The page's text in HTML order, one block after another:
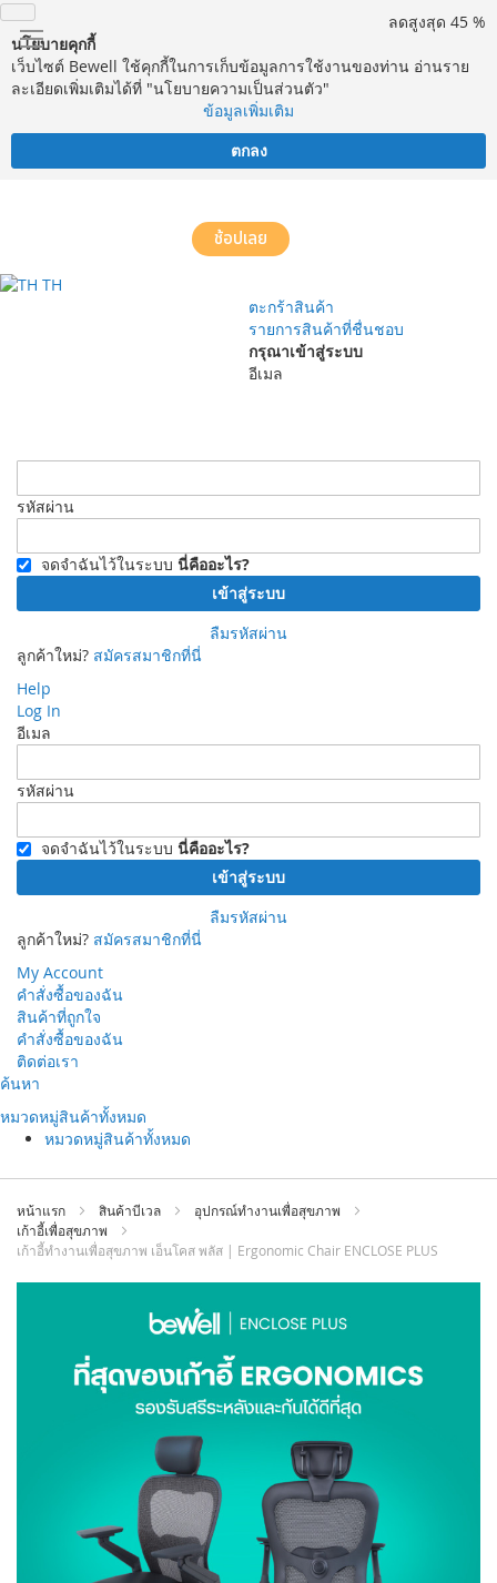
นโยบายคุกกี้
เว็บไซต์ Bewell ใช้คุกกี้ในการเก็บข้อมูลการใช้งานของท่าน อ่านราย
ละเอียดเพิ่มเติมได้ที่ "นโยบายความเป็นส่วนตัว"
ข้อมูลเพิ่มเติม
ตกลง
ช้อปเลย
TH
ตะกร้าสินค้า
รายการสินค้าที่ชื่นชอบ
กรุณาเข้าสู่ระบบ
อีเมล
รหัสผ่าน
จดจำฉันไว้ในระบบ นี่คืออะไร?
เข้าสู่ระบบ
ลืมรหัสผ่าน
ลูกค้าใหม่? สมัครสมาชิกที่นี่
Help
Log In
อีเมล
รหัสผ่าน
จดจำฉันไว้ในระบบ นี่คืออะไร?
เข้าสู่ระบบ
ลืมรหัสผ่าน
ลูกค้าใหม่? สมัครสมาชิกที่นี่
My Account
คำสั่งซื้อของฉัน
สินค้าที่ถูกใจ
คำสั่งซื้อของฉัน
ติดต่อเรา
ข้าม
ที่
เนื้อหา
ค้นหา
หมวดหมู่สินค้าทั้งหมด
หมวดหมู่สินค้าทั้งหมด
หน้าแรก สินค้าบีเวล
อุปกรณ์ทำงานเพื่อสุขภาพ
เก้าอี้เพื่อสุขภาพ
เก้าอี้ทำงานเพื่อสุขภาพ เอ็นโคส พลัส | Ergonomic Chair ENCLOSE PLUS
ลดสูงสุด 45 %